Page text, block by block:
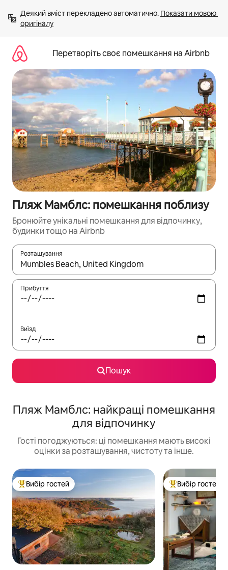
вмісту
Деякий вміст перекладено автоматично. Показати мовою
оригіналу
Перетворіть своє помешкання на Airbnb
Пляж Мамблс: помешкання поблизу
Бронюйте унікальні помешкання для відпочинку,
будинки тощо на Airbnb
Розташування
Отримавши результати пошуку, використовуйте для
Прибуття
Виїзд
Пошук
Пляж Мамблс: найкращі помешкання
для відпочинку
Гості погоджуються: ці помешкання мають високі
оцінки за розташування, чистоту та інше.
Топ вибір гостей
Вибір гостей Топ вибір гостей
Вибір гостей